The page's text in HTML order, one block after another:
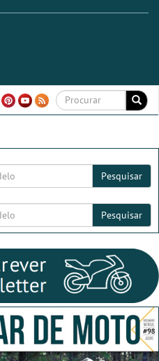
Pesquisar
Pesquisar